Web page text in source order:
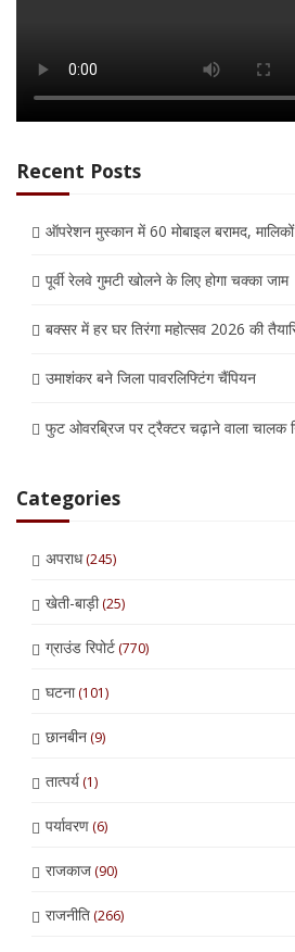
Recent Posts
ऑपरेशन मुस्कान में 60 मोबाइल बरामद,
पूर्वी रेलवे गुमटी खोलने के लिए होगा चक्का जाम
बक्सर में हर घर तिरंगा महोत्सव 2026 की
उमाशंकर बने जिला पावरलिफ्टिंग चैंपियन
फुट ओवरब्रिज पर ट्रैक्टर चढ़ाने वाला चालक
Categories
अपराध(245)
खेती-बाड़ी(25)
ग्राउंड रिपोर्ट(770)
घटना(101)
छानबीन(9)
तात्पर्य(1)
पर्यावरण(6)
राजकाज(90)
राजनीति(266)